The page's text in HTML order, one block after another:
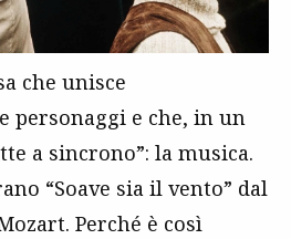
che unisce
personaggi e che, in un
a sincrono”: la musica.
“Soave sia il vento” dal
Perché è così